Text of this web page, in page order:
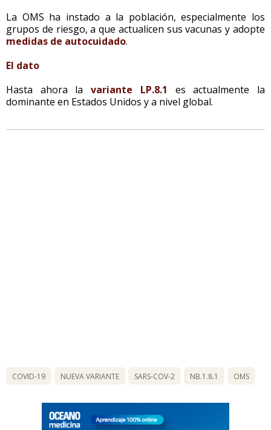
La OMS ha instado a la población, especialmente los
grupos de riesgo, a que actualicen sus vacunas y adopte
medidas de autocuidado.
El dato
Hasta ahora lavariante LP.8.1 es actualmente la
dominante en Estados Unidos y a nivel global.
COVID-19 NUEVA VARIANTE SARS-COV-2 NB.1.8.1 OMS